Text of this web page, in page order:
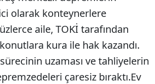
olarak konteynerlere
aile, TOKİ tarafından
konutlara kura ile hak kazandı.
uzaması ve tahliyelerin
çaresiz bıraktı.Ev